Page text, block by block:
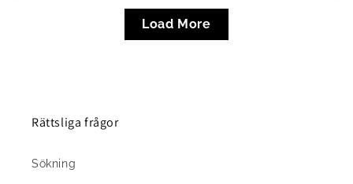
Load More
Rättsliga frågor
Sökning